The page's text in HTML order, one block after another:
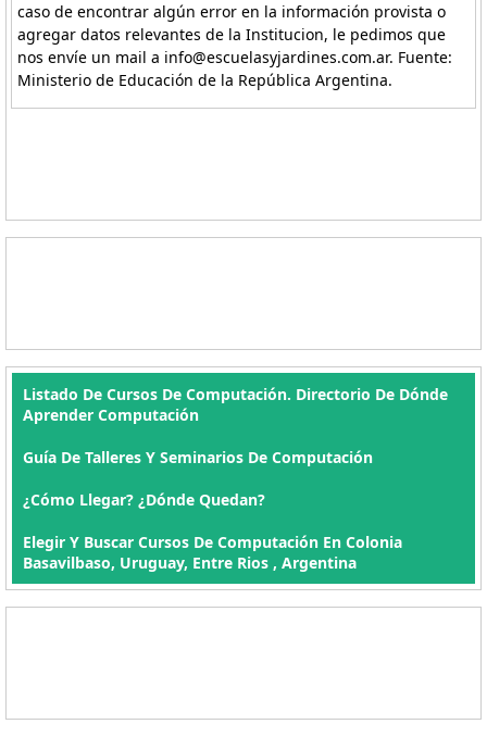
caso de encontrar algún error en la información provista o
agregar datos relevantes de la Institucion, le pedimos que
nos envíe un mail a info@escuelasyjardines.com.ar. Fuente:
Ministerio de Educación de la República Argentina.
Listado De Cursos De Computación. Directorio De Dónde
Aprender Computación
Guía De Talleres Y Seminarios De Computación
¿Cómo Llegar? ¿Dónde Quedan?
Elegir Y Buscar Cursos De Computación En Colonia
Basavilbaso, Uruguay, Entre Rios , Argentina